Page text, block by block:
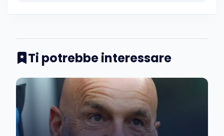
Ti potrebbe interessare